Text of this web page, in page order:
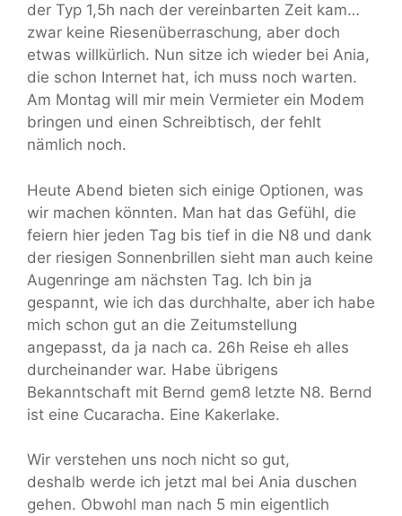
der Typ 1,5h nach der vereinbarten Zeit kam…
zwar keine Riesenüberraschung, aber doch
etwas willkürlich. Nun sitze ich wieder bei Ania,
die schon Internet hat, ich muss noch warten.
Am Montag will mir mein Vermieter ein Modem
bringen und einen Schreibtisch, der fehlt
nämlich noch.
Heute Abend bieten sich einige Optionen, was
wir machen könnten. Man hat das Gefühl, die
feiern hier jeden Tag bis tief in die N8 und dank
der riesigen Sonnenbrillen sieht man auch keine
Augenringe am nächsten Tag. Ich bin ja
gespannt, wie ich das durchhalte, aber ich habe
mich schon gut an die Zeitumstellung
angepasst, da ja nach ca. 26h Reise eh alles
durcheinander war. Habe übrigens
Bekanntschaft mit Bernd gem8 letzte N8. Bernd
ist eine Cucaracha. Eine Kakerlake.
Wir verstehen uns noch nicht so gut,
deshalb werde ich jetzt mal bei Ania duschen
gehen. Obwohl man nach 5 min eigentlich